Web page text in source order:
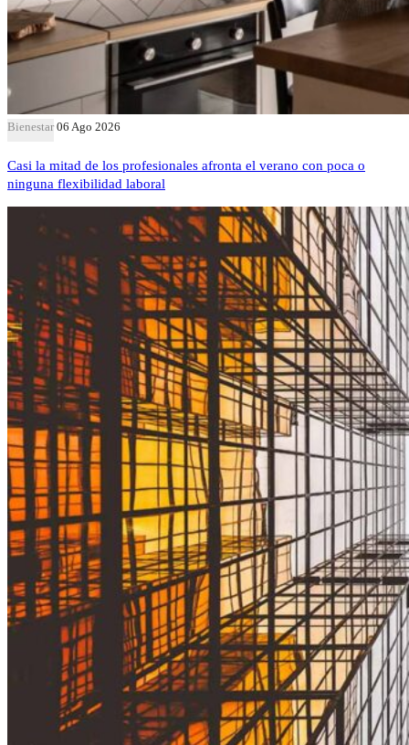
Bienestar 06 Ago 2026
Casi la mitad de los profesionales afronta el verano con poca o
ninguna flexibilidad laboral